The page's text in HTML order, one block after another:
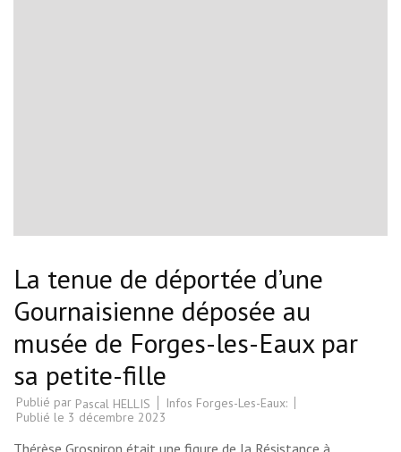
La tenue de déportée d’une
Gournaisienne déposée au
musée de Forges-les-Eaux par
sa petite-fille
Publié par Pascal HELLIS
Infos Forges-Les-Eaux:
Publié le 3 décembre 2023